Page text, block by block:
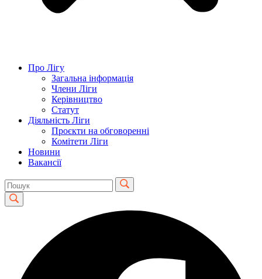
Про Лігу
Загальна інформація
Члени Ліги
Керівництво
Статут
Діяльність Ліги
Проєкти на обговоренні
Комітети Ліги
Новини
Вакансії